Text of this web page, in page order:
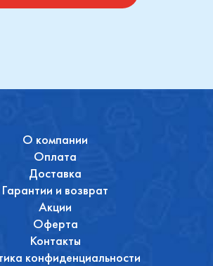
О компании
Оплата
Доставка
Гарантии и возврат
Акции
Оферта
Контакты
конфиденциальности